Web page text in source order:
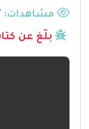
مشاهدات:
بلّغ عن